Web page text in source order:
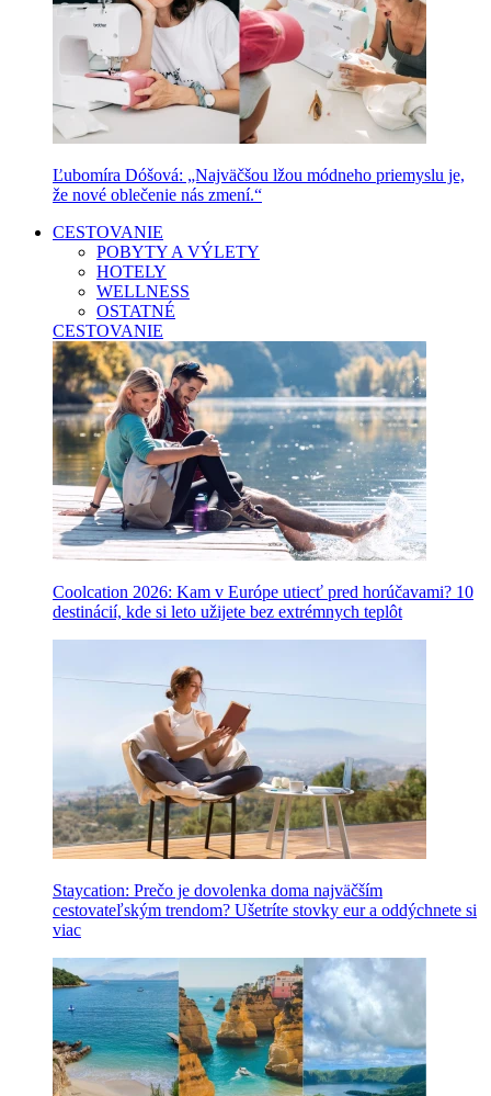
Ľubomíra Dóšová: „Najväčšou lžou módneho priemyslu je,
že nové oblečenie nás zmení.“
CESTOVANIE
POBYTY A VÝLETY
HOTELY
WELLNESS
OSTATNÉ
CESTOVANIE
Coolcation 2026: Kam v Európe utiecť pred horúčavami? 10
destinácií, kde si leto užijete bez extrémnych teplôt
Staycation: Prečo je dovolenka doma najväčším
cestovateľským trendom? Ušetríte stovky eur a oddýchnete si
viac